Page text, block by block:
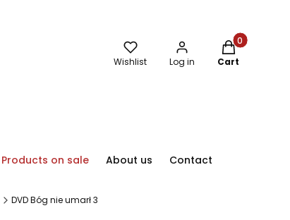
Wishlist Log in
Products in
Cart
Products on sale About us Contact
DVD Bóg nie umarł 3